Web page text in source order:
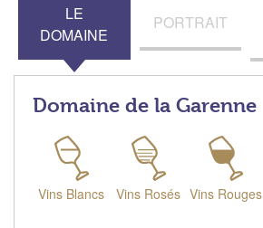
LE
DOMAINE
PORTRAIT
Domaine de la Garenne
Vins Blancs Vins Rosés Vins Rouges